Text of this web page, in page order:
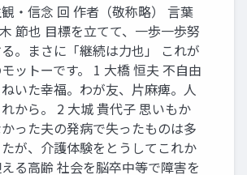
・信念 回 作者（敬称略） 言葉
節也 目標を立てて、一歩一歩努
。まさに「継続は力也」 これが
ットーです。 1 大橋 恒夫 不自由
いた幸福。わが友、片麻痺。人
から。 2 大城 貴代子 思いもか
った夫の発病で失ったものは多
が、介護体験をとうしてこれか
る高齢 社会を脳卒中等で障害を